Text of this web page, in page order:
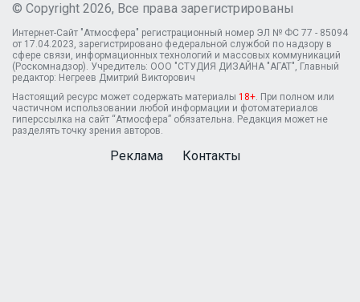
© Copyright 2026, Все права зарегистрированы
Интернет-Сайт "Атмосфера" регистрационный номер ЭЛ № ФС 77 - 85094
от 17.04.2023, зарегистрировано федеральной службой по надзору в
сфере связи, информационных технологий и массовых коммуникаций
(Роскомнадзор). Учредитель: ООО "СТУДИЯ ДИЗАЙНА "АГАТ", Главный
редактор: Негреев Дмитрий Викторович
Настоящий ресурс может содержать материалы 18+. При полном или
частичном использовании любой информации и фотоматериалов
гиперссылка на сайт “Атмосфера” обязательна. Редакция может не
разделять точку зрения авторов.
Реклама Контакты